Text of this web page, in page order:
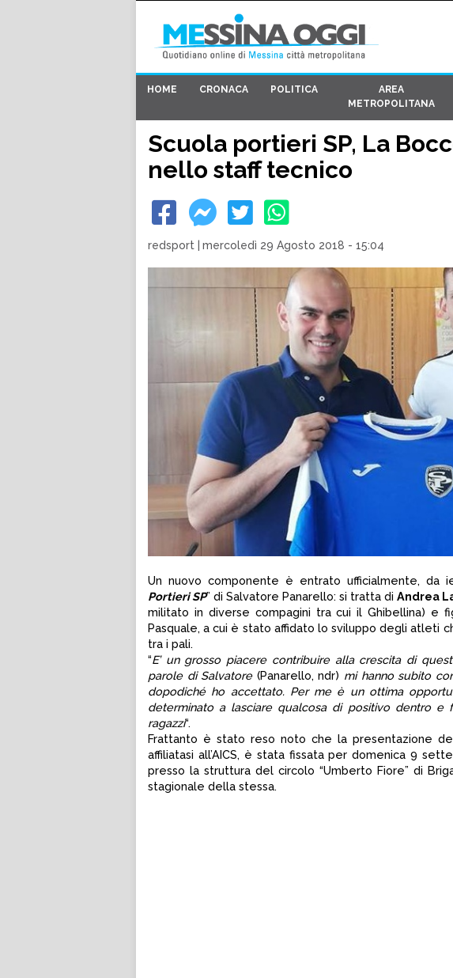
HOME CRONACA POLITICA
AREA
METROPOLITANA
Scuola portieri SP, La
nello staff tecnico
redsport mercoledì 29 Agosto 2018 - 15:04
Un nuovo componente è entrato ufficialmente, da
Portieri SP” di Salvatore Panarello: si tratta diAndrea
militato in diverse compagini tra cui il Ghibellina) e
Pasquale, a cui è stato affidato lo sviluppo degli atleti
tra i pali.
“E’ un grosso piacere contribuire alla crescita di
parole di Salvatore (Panarello, ndr) mi hanno subito
dopodiché ho accettato. Per me è un ottima
determinato a lasciare qualcosa di positivo dentro
ragazzi“.
Frattanto è stato reso noto che la presentazione
affiliatasi all’AICS, è stata fissata per domenica 9
presso la struttura del circolo “Umberto Fiore” di
stagionale della stessa.